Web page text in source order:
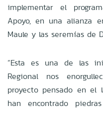
implementar el
Apoyo, en una alianza
Maule y las seremías de
“Esta es una de las
Regional nos
proyecto pensado en el
han encontrado